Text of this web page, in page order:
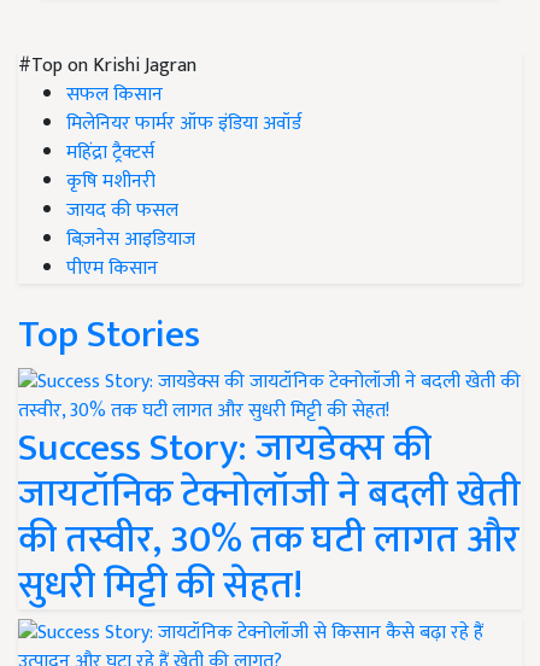
#Top on Krishi Jagran
सफल किसान
मिलेनियर फार्मर ऑफ इंडिया अवॉर्ड
महिंद्रा ट्रैक्टर्स
कृषि मशीनरी
जायद की फसल
बिज़नेस आइडियाज
पीएम किसान
Top Stories
Success Story: जायडेक्स की
जायटॉनिक टेक्नोलॉजी ने बदली खेती
की तस्वीर, 30% तक घटी लागत और
सुधरी मिट्टी की सेहत!